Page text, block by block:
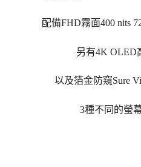
配備FHD霧面400 nits
另有4K OLED
以及箔金防窺Sure
3種不同的螢